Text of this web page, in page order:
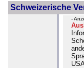
Schweizerische
-